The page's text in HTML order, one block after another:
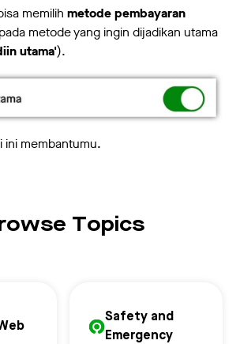
memilihmetode pembayaran
metode yang ingin dijadikan utama
utama').
ini membantumu.
Topics
Safety and
Emergency